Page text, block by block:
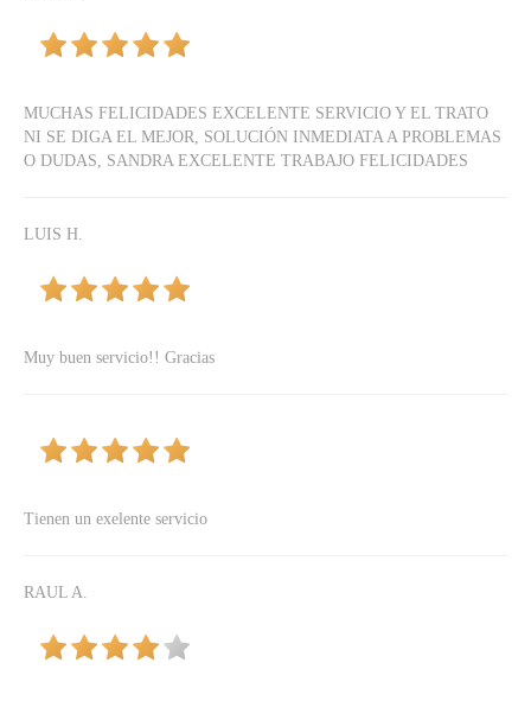
MUCHAS FELICIDADES EXCELENTE SERVICIO Y EL TRATO
NI SE DIGA EL MEJOR, SOLUCIÓN INMEDIATA A PROBLEMAS
O DUDAS, SANDRA EXCELENTE TRABAJO FELICIDADES
LUIS H.
Muy buen servicio!! Gracias
Tienen un exelente servicio
RAUL A.